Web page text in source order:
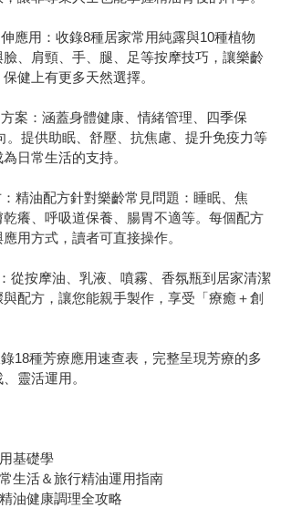
應用：收錄8種居家常用純露與10種植物
、肩頸、手、腿、足等按摩技巧，讓樂齡
健上有更多天然選擇。
案：涵蓋身體健康、情緒管理、四季保
。提供助眠、舒壓、抗焦慮、提升免疫力等
日常生活的支持。
精油配方針對樂齡常見問題：睡眠、焦
癢、呼吸道保養、腸胃不適等。每個配方
用方式，讀者可直接操作。
從按摩油、乳液、噴霧、香氛瓶到居家清潔
配方，讓您能親手製作，享受「療癒＋創
18種芳療應用速查表，完整呈現芳療的多
靈活運用。
基礎學
生活＆旅行精油運用指南
油健康調理全攻略